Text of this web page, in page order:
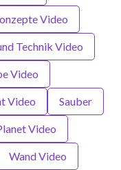
Video
Technik Video
Video
Video Sauber
Video
Wand Video